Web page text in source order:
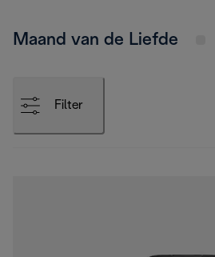
Maand van de Liefde
Filter